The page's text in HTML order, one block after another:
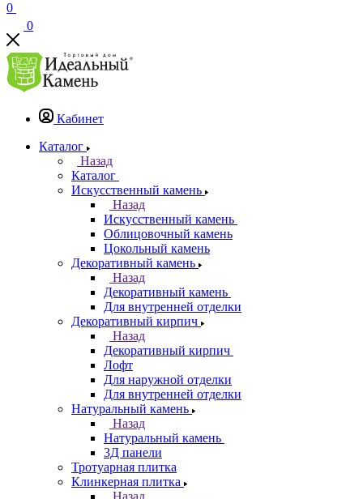
0
0
Кабинет
Каталог
Назад
Каталог
Искусственный камень
Назад
Искусственный камень
Облицовочный камень
Цокольный камень
Декоративный камень
Назад
Декоративный камень
Для внутренней отделки
Декоративный кирпич
Назад
Декоративный кирпич
Лофт
Для наружной отделки
Для внутренней отделки
Натуральный камень
Назад
Натуральный камень
3Д панели
Тротуарная плитка
Клинкерная плитка
Назад